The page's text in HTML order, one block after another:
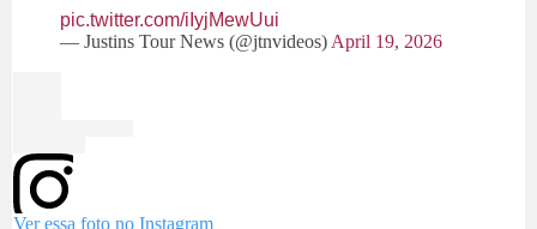
pic.twitter.com/iIyjMewUui
— Justins Tour News (@jtnvideos) April 19, 2026
Ver essa foto no Instagram